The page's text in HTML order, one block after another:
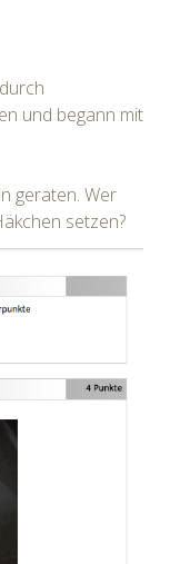
und begann mit
geraten. Wer
setzen?